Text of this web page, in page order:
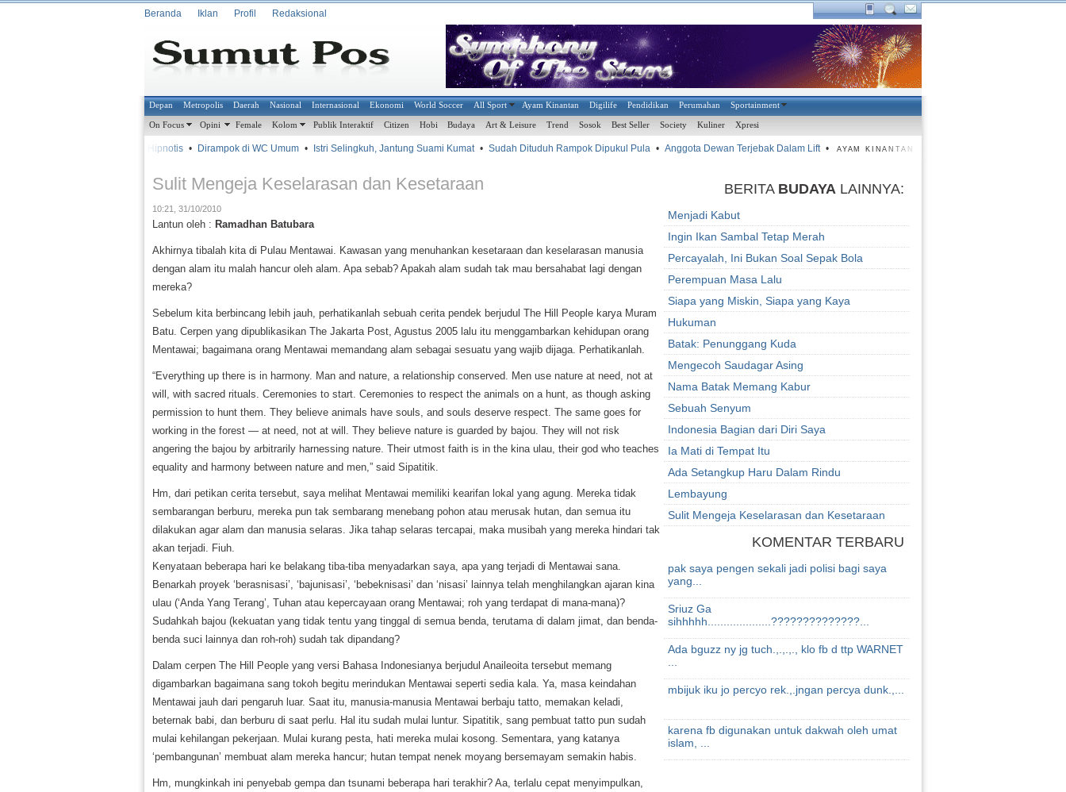
Beranda Iklan Profil Redaksional
Depan Metropolis Daerah Nasional Internasional Ekonomi World Soccer All Sport Ayam Kinantan Digilife Pendidikan Perumahan Sportainment
On Focus Opini Female Kolom Publik Interaktif Citizen Hobi Budaya Art & Leisure Trend Sosok Best Seller Society Kuliner Xpresi
Kena Hipnotis • Dirampok di WC Umum • Istri Selingkuh, Jantung Suami Kumat • Sudah Dituduh Rampok Dipukul Pula • Anggota Dewan Terjebak Dalam Lift • AYAM KINANTAN •
Sulit Mengeja Keselarasan dan Kesetaraan
10:21, 31/10/2010
Lantun oleh : Ramadhan Batubara
Akhirnya tibalah kita di Pulau Mentawai. Kawasan yang menuhankan kesetaraan dan keselarasan manusia
dengan alam itu malah hancur oleh alam. Apa sebab? Apakah alam sudah tak mau bersahabat lagi dengan
mereka?
Sebelum kita berbincang lebih jauh, perhatikanlah sebuah cerita pendek berjudul The Hill People karya Muram
Batu. Cerpen yang dipublikasikan The Jakarta Post, Agustus 2005 lalu itu menggambarkan kehidupan orang
Mentawai; bagaimana orang Mentawai memandang alam sebagai sesuatu yang wajib dijaga. Perhatikanlah.
“Everything up there is in harmony. Man and nature, a relationship conserved. Men use nature at need, not at
will, with sacred rituals. Ceremonies to start. Ceremonies to respect the animals on a hunt, as though asking
permission to hunt them. They believe animals have souls, and souls deserve respect. The same goes for
working in the forest — at need, not at will. They believe nature is guarded by bajou. They will not risk
angering the bajou by arbitrarily harnessing nature. Their utmost faith is in the kina ulau, their god who teaches
equality and harmony between nature and men,” said Sipatitik.
Hm, dari petikan cerita tersebut, saya melihat Mentawai memiliki kearifan lokal yang agung. Mereka tidak
sembarangan berburu, mereka pun tak sembarang menebang pohon atau merusak hutan, dan semua itu
dilakukan agar alam dan manusia selaras. Jika tahap selaras tercapai, maka musibah yang mereka hindari tak
akan terjadi. Fiuh.
Kenyataan beberapa hari ke belakang tiba-tiba menyadarkan saya, apa yang terjadi di Mentawai sana.
Benarkah proyek ‘berasnisasi’, ‘bajunisasi’, ‘bebeknisasi’ dan ‘nisasi’ lainnya telah menghilangkan ajaran kina
ulau (‘Anda Yang Terang’, Tuhan atau kepercayaan orang Mentawai; roh yang terdapat di mana-mana)?
Sudahkah bajou (kekuatan yang tidak tentu yang tinggal di semua benda, terutama di dalam jimat, dan benda-
benda suci lainnya dan roh-roh) sudah tak dipandang?
Dalam cerpen The Hill People yang versi Bahasa Indonesianya berjudul Anaileoita tersebut memang
digambarkan bagaimana sang tokoh begitu merindukan Mentawai seperti sedia kala. Ya, masa keindahan
Mentawai jauh dari pengaruh luar. Saat itu, manusia-manusia Mentawai berbaju tatto, memakan keladi,
beternak babi, dan berburu di saat perlu. Hal itu sudah mulai luntur. Sipatitik, sang pembuat tatto pun sudah
mulai kehilangan pekerjaan. Mulai kurang pesta, hati mereka mulai kosong. Sementara, yang katanya
‘pembangunan’ membuat alam mereka hancur; hutan tempat nenek moyang bersemayam semakin habis.
Hm, mungkinkah ini penyebab gempa dan tsunami beberapa hari terakhir? Aa, terlalu cepat menyimpulkan,
BERITA BUDAYA LAINNYA:
Menjadi Kabut
Ingin Ikan Sambal Tetap Merah
Percayalah, Ini Bukan Soal Sepak Bola
Perempuan Masa Lalu
Siapa yang Miskin, Siapa yang Kaya
Hukuman
Batak: Penunggang Kuda
Mengecoh Saudagar Asing
Nama Batak Memang Kabur
Sebuah Senyum
Indonesia Bagian dari Diri Saya
Ia Mati di Tempat Itu
Ada Setangkup Haru Dalam Rindu
Lembayung
Sulit Mengeja Keselarasan dan Kesetaraan
KOMENTAR TERBARU
pak saya pengen sekali jadi polisi bagi saya
yang...
Sriuz Ga
sihhhhh....................??????????????...
Ada bguzz ny jg tuch.,.,.,., klo fb d ttp WARNET
mbijuk iku jo percyo rek.,.jngan percya dunk.,...
karena fb digunakan untuk dakwah oleh umat
islam, ...